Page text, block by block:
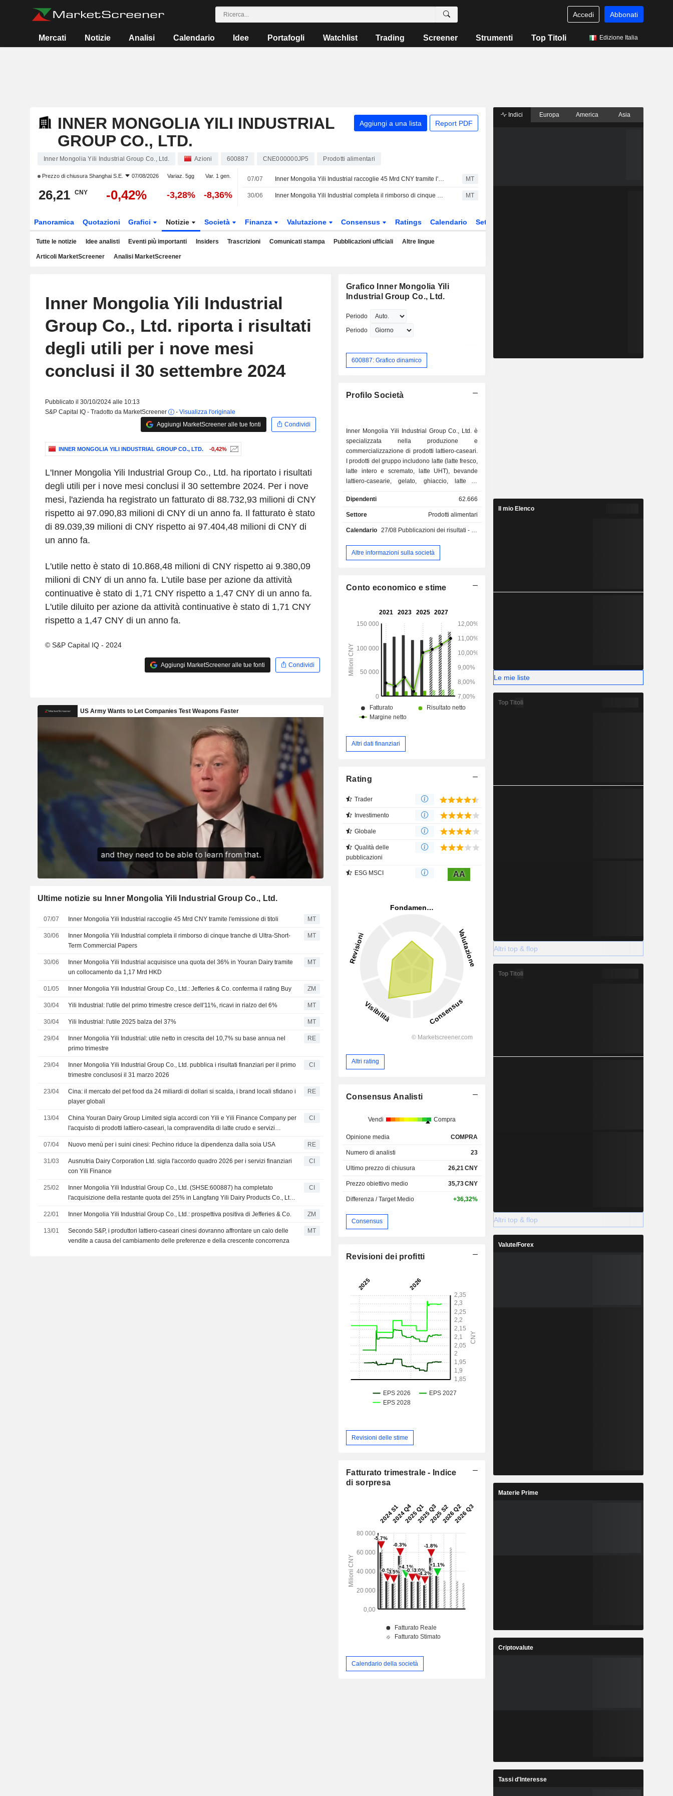
Accedi Abbonati
Mercati Notizie Analisi Calendario Idee Portafogli Watchlist Trading Screener Strumenti Top Titoli Edizione Italia
INNER MONGOLIA YILI INDUSTRIAL
GROUP CO., LTD.
Aggiungi a una lista Report PDF
Inner Mongolia Yili Industrial Group Co., Ltd. Azioni 600887 CNE000000JP5 Prodotti alimentari
Prezzo di chiusura Shanghai S.E. 07/08/2026 Variaz. 5gg Var. 1 gen.
26,21 CNY -0,42% -3,28% -8,36%
07/07 Inner Mongolia Yili Industrial raccoglie 45 Mrd CNY tramite l'emissione di titoli MT
30/06 Inner Mongolia Yili Industrial completa il rimborso di cinque tranche di Ultra-Short-Term Commercial Papers MT
Panoramica Quotazioni Grafici Notizie Società Finanza Valutazione Consensus Ratings Calendario Settore
Tutte le notizie Idee analisti Eventi più importanti Insiders Trascrizioni Comunicati stampa Pubblicazioni ufficiali Altre lingue
Articoli MarketScreener Analisi MarketScreener
Inner Mongolia Yili Industrial
Group Co., Ltd. riporta i risultati
degli utili per i nove mesi
conclusi il 30 settembre 2024
Pubblicato il 30/10/2024 alle 10:13
S&P Capital IQ - Tradotto da MarketScreener
- Visualizza l'originale
Aggiungi MarketScreener alle tue fonti
Condividi
INNER MONGOLIA YILI INDUSTRIAL GROUP CO., LTD. -0,42%
L'Inner Mongolia Yili Industrial Group Co., Ltd. ha riportato i risultati
degli utili per i nove mesi conclusi il 30 settembre 2024. Per i nove
mesi, l'azienda ha registrato un fatturato di 88.732,93 milioni di CNY
rispetto ai 97.090,83 milioni di CNY di un anno fa. Il fatturato è stato
di 89.039,39 milioni di CNY rispetto ai 97.404,48 milioni di CNY di
un anno fa.
L'utile netto è stato di 10.868,48 milioni di CNY rispetto ai 9.380,09
milioni di CNY di un anno fa. L'utile base per azione da attività
continuative è stato di 1,71 CNY rispetto a 1,47 CNY di un anno fa.
L'utile diluito per azione da attività continuative è stato di 1,71 CNY
rispetto a 1,47 CNY di un anno fa.
© S&P Capital IQ - 2024
Aggiungi MarketScreener alle tue fonti Condividi
Ultime notizie su Inner Mongolia Yili Industrial Group Co., Ltd.
07/07 Inner Mongolia Yili Industrial raccoglie 45 Mrd CNY tramite l'emissione di titoli MT
30/06
Inner Mongolia Yili Industrial completa il rimborso di cinque tranche di Ultra-Short-
Term Commercial Papers
MT
30/06
Inner Mongolia Yili Industrial acquisisce una quota del 36% in Youran Dairy tramite
un collocamento da 1,17 Mrd HKD
MT
01/05 Inner Mongolia Yili Industrial Group Co., Ltd.: Jefferies & Co. conferma il rating Buy ZM
30/04 Yili Industrial: l'utile del primo trimestre cresce dell'11%, ricavi in rialzo del 6% MT
30/04 Yili Industrial: l'utile 2025 balza del 37% MT
29/04
Inner Mongolia Yili Industrial: utile netto in crescita del 10,7% su base annua nel
primo trimestre
RE
29/04
Inner Mongolia Yili Industrial Group Co., Ltd. pubblica i risultati finanziari per il primo
trimestre conclusosi il 31 marzo 2026
CI
23/04
Cina: il mercato del pet food da 24 miliardi di dollari si scalda, i brand locali sfidano i
player globali
RE
13/04
China Youran Dairy Group Limited sigla accordi con Yili e Yili Finance Company per
l'acquisto di prodotti lattiero-caseari, la compravendita di latte crudo e servizi
CI
07/04 Nuovo menù per i suini cinesi: Pechino riduce la dipendenza dalla soia USA RE
31/03
Ausnutria Dairy Corporation Ltd. sigla l'accordo quadro 2026 per i servizi finanziari
con Yili Finance
CI
25/02
Inner Mongolia Yili Industrial Group Co., Ltd. (SHSE:600887) ha completato
l'acquisizione della restante quota del 25% in Langfang Yili Dairy Products Co., Ltd.
CI
22/01 Inner Mongolia Yili Industrial Group Co., Ltd.: prospettiva positiva di Jefferies & Co. ZM
13/01
Secondo S&P, i produttori lattiero-caseari cinesi dovranno affrontare un calo delle
vendite a causa del cambiamento delle preferenze e della crescente concorrenza
MT
Grafico Inner Mongolia Yili
Industrial Group Co., Ltd.
Periodo
Periodo
600887: Grafico dinamico
Profilo Società
Inner Mongolia Yili Industrial Group Co., Ltd. è
specializzata nella produzione e
commercializzazione di prodotti lattiero-caseari.
I prodotti del gruppo includono latte (latte fresco,
latte intero e scremato, latte UHT), bevande
lattiero-casearie, gelato, ghiaccio, latte in
Dipendenti
62.666
Settore Prodotti alimentari
Calendario 27/08 Pubblicazioni dei risultati - Q2 2026
Altre informazioni sulla società
Conto economico e stime
Altri dati finanziari
Rating
Trader
Investimento
Globale
Qualità delle
pubblicazioni
ESG MSCI AA
Altri rating
Consensus Analisti
Vendi Compra
Opinione media COMPRA
Numero di analisti 23
Ultimo prezzo di chiusura 26,21 CNY
Prezzo obiettivo medio 35,73CNY
Differenza / Target Medio +36,32%
Consensus
Revisioni dei profitti
Revisioni delle stime
Fatturato trimestrale - Indice
di sorpresa
Calendario della società
Indici Europa America Asia
Il mio Elenco
Le mie liste
Top Titoli
Altri top & flop
Top Titoli
Altri top & flop
Valute/Forex
Materie Prime
Criptovalute
Tassi d'Interesse